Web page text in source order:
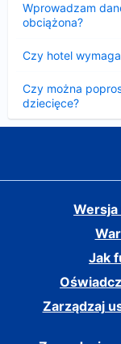
Wprowadzam
obciążona?
Czy hotel
Czy można
dziecięce?
Wersja
Jak
Zarządzaj